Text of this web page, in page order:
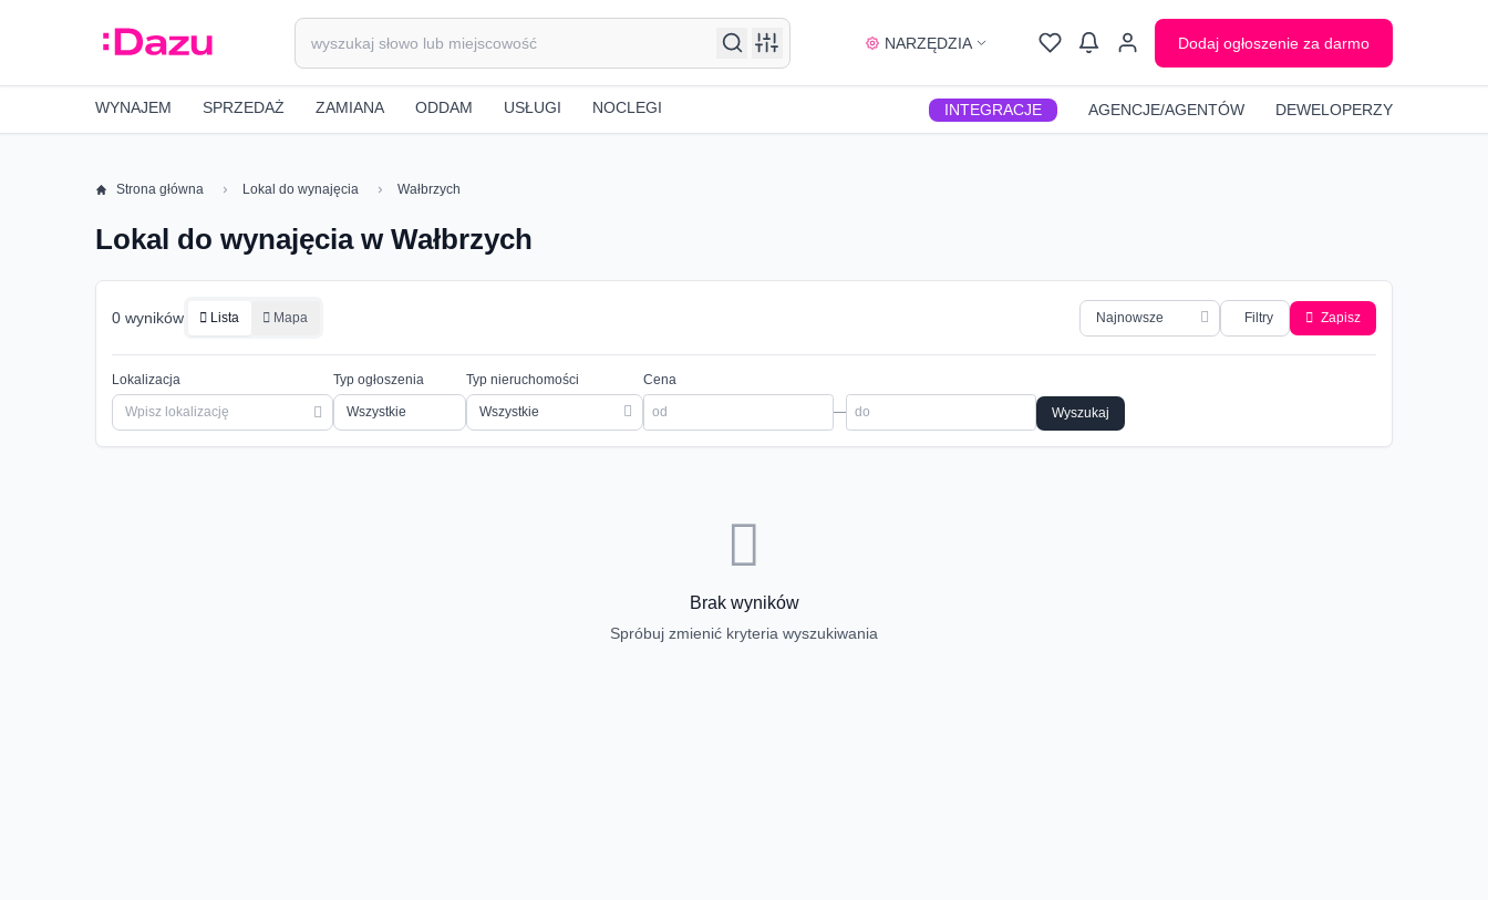
NARZĘDZIA Dodaj ogłoszenie za darmo
WYNAJEM SPRZEDAŻ ZAMIANA ODDAM USŁUGI NOCLEGI INTEGRACJE AGENCJE/AGENTÓW DEWELOPERZY
Strona główna Lokal do wynajęcia Wałbrzych
Lokal do wynajęcia w Wałbrzych
0 wyników Lista Mapa Filtry Zapisz
Lokalizacja Typ ogłoszenia Typ nieruchomości
Wszystkie
Cena
— Wyszukaj
Brak wyników
Spróbuj zmienić kryteria wyszukiwania